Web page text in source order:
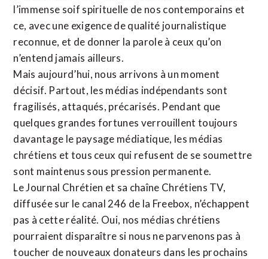
l’immense soif spirituelle de nos contemporains et
ce, avec une exigence de qualité journalistique
reconnue, et de donner la parole à ceux qu’on
n’entend jamais ailleurs.
Mais aujourd’hui, nous arrivons à un moment
décisif. Partout, les médias indépendants sont
fragilisés, attaqués, précarisés. Pendant que
quelques grandes fortunes verrouillent toujours
davantage le paysage médiatique, les médias
chrétiens et tous ceux qui refusent de se soumettre
sont maintenus sous pression permanente.
Le Journal Chrétien et sa chaîne Chrétiens TV,
diffusée sur le canal 246 de la Freebox, n’échappent
pas à cette réalité. Oui, nos médias chrétiens
pourraient disparaître si nous ne parvenons pas à
toucher de nouveaux donateurs dans les prochains